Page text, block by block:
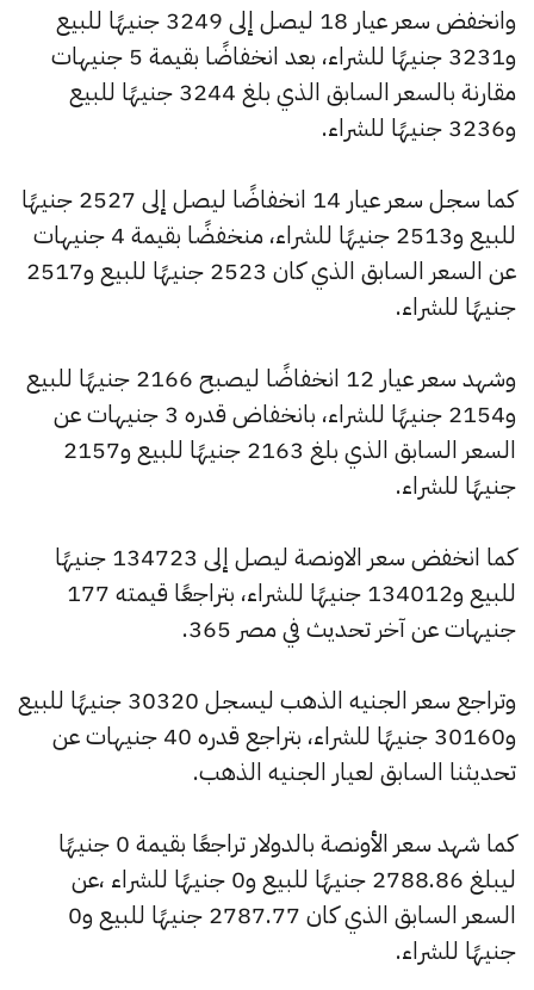
وانخفض سعر عيار 18 ليصل إلى 3249 جنيهًا للبيع
و3231 جنيهًا للشراء، بعد انخفاضًا بقيمة 5 جنيهات
مقارنة بالسعر السابق الذي بلغ 3244 جنيهًا للبيع
و3236 جنيهًا للشراء.
كما سجل سعر عيار 14 انخفاضًا ليصل إلى 2527 جنيهًا
للبيع و2513 جنيهًا للشراء، منخفضًا بقيمة 4 جنيهات
عن السعر السابق الذي كان 2523 جنيهًا للبيع و2517
جنيهًا للشراء.
وشهد سعر عيار 12 انخفاضًا ليصبح 2166 جنيهًا للبيع
و2154 جنيهًا للشراء، بانخفاض قدره 3 جنيهات عن
السعر السابق الذي بلغ 2163 جنيهًا للبيع و2157
جنيهًا للشراء.
كما انخفض سعر الاونصة ليصل إلى 134723 جنيهًا
للبيع و134012 جنيهًا للشراء، بتراجعًا قيمته 177
جنيهات عن آخر تحديث في مصر 365.
وتراجع سعر الجنيه الذهب ليسجل 30320 جنيهًا للبيع
و30160 جنيهًا للشراء، بتراجع قدره 40 جنيهات عن
تحديثنا السابق لعيار الجنيه الذهب.
كما شهد سعر الأونصة بالدولار تراجعًا بقيمة 0 جنيهًا
ليبلغ 2788.86 جنيهًا للبيع و0 جنيهًا للشراء ،عن
السعر السابق الذي كان 2787.77 جنيهًا للبيع و0
جنيهًا للشراء.